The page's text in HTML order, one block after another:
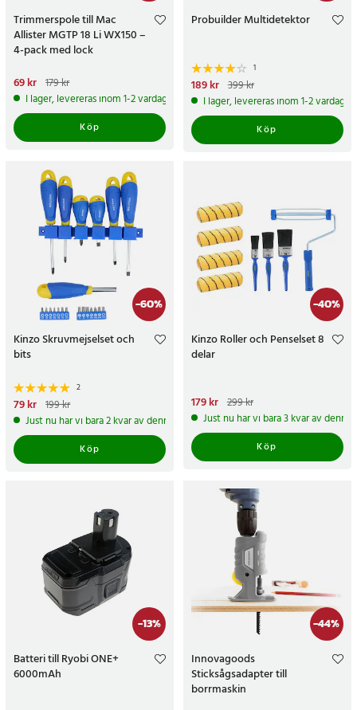
Trimmerspole till Mac
Allister MGTP 18 Li WX150 –
4-pack med lock
Nuvarande pris
pris:179 kr
69 kr 179 kr
I lager, levereras inom 1-2 vardagar
Köp
Probuilder Multidetektor
1
Nuvarande pris
pris:399 kr
189 kr 399 kr
I lager, levereras inom 1-2 vardagar
Köp
-60%
Kinzo Skruvmejselset och
bits
2
Nuvarande pris
pris:199 kr
79 kr 199 kr
Just nu har vi bara 2 kvar av denna produkt
Köp
-40%
Kinzo Roller och Penselset 8
delar
Nuvarande pris
pris:299 kr
179 kr 299 kr
Just nu har vi bara 3 kvar av denna
Köp
-13%
Batteri till Ryobi ONE+
6000mAh
-44%
Innovagoods
Sticksågsadapter till
borrmaskin